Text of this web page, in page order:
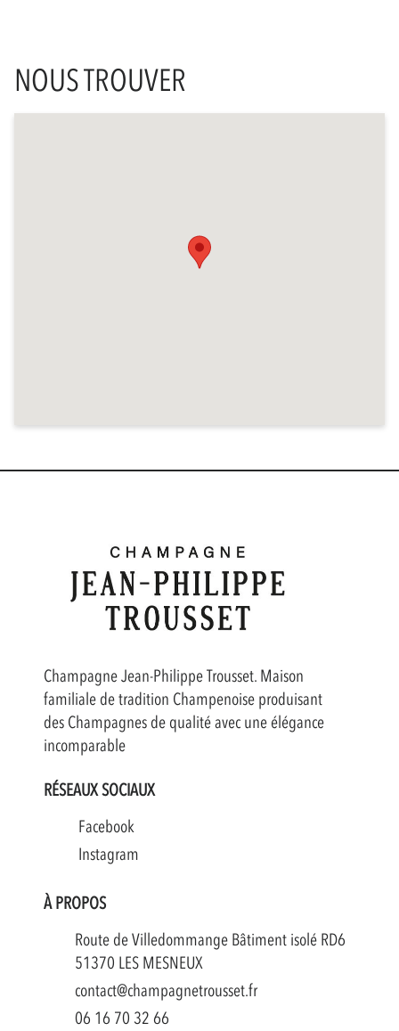
NOUS TROUVER
Champagne Jean-Philippe Trousset. Maison
familiale de tradition Champenoise produisant
des Champagnes de qualité avec une élégance
incomparable
RÉSEAUX SOCIAUX
Facebook
Instagram
À PROPOS
Route de Villedommange Bâtiment isolé RD6
51370 LES MESNEUX
contact@champagnetrousset.fr
06 16 70 32 66